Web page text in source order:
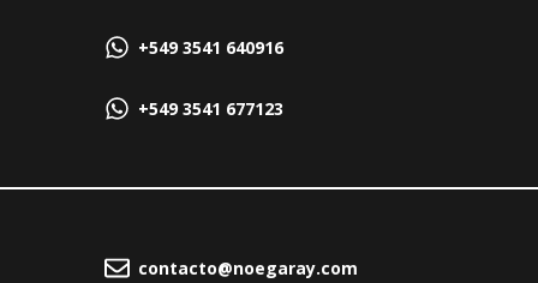
+549 3541 640916
+549 3541 677123
contacto@noegaray.com